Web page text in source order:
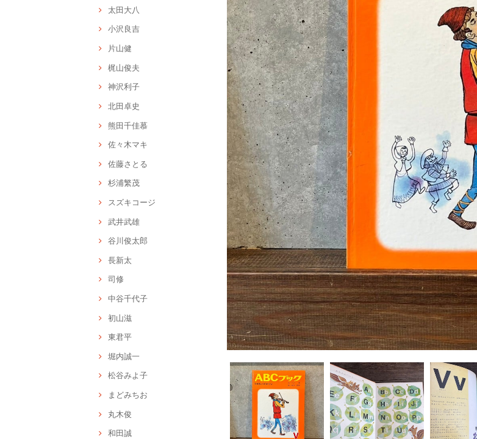
太田大八
小沢良吉
片山健
梶山俊夫
神沢利子
北田卓史
熊田千佳慕
佐々木マキ
佐藤さとる
杉浦繁茂
スズキコージ
武井武雄
谷川俊太郎
長新太
司修
中谷千代子
初山滋
東君平
堀内誠一
松谷みよ子
まどみちお
丸木俊
和田誠